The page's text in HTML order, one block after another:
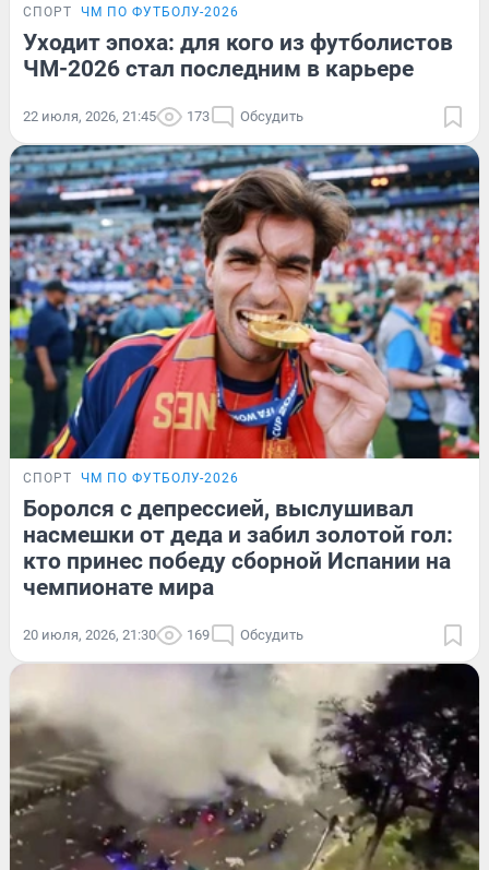
СПОРТ ЧМ ПО ФУТБОЛУ-2026
Уходит эпоха: для кого из футболистов
ЧМ-2026 стал последним в карьере
22 июля, 2026, 21:45 173 Обсудить
СПОРТ ЧМ ПО ФУТБОЛУ-2026
Боролся с депрессией, выслушивал
насмешки от деда и забил золотой гол:
кто принес победу сборной Испании на
чемпионате мира
20 июля, 2026, 21:30 169 Обсудить